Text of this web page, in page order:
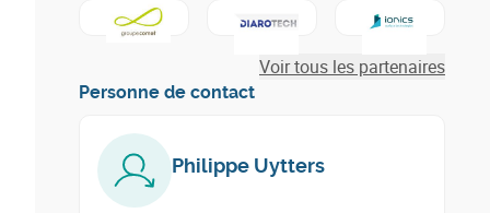
En savoir plus sur Groupe Comet - Traitements
En savoir plus sur Diarotech
En savoir plus sur
Voir tous les partenaires
Personne de contact
Philippe Uytters